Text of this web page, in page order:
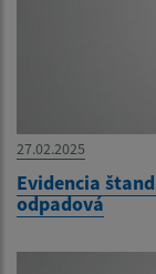
27.02.2025
Evidencia
odpadová